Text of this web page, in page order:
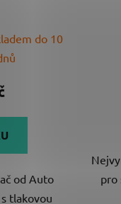
do 10
od Auto
tlakovou
pro